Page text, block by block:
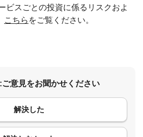
ビスごとの投資に係るリスクおよ
こちら をご覧ください。
意見をお聞かせください
解決した
コメント